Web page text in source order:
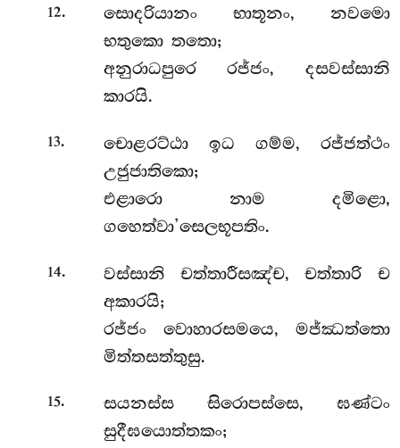
12.
සොදරියානං භාතූනං, නවමො
භතුකො තතො;
අනුරාධපුරෙ රජ්ජං, දසවස්සානි
කාරයි.
13.
චොළරට්ඨා ඉධ ගම්ම, රජ්ජත්ථං
උජුජාතිකො;
එළාරො නාම දමිළො,
ගහෙත්වා’සෙලභූපතිං.
14.
වස්සානි චත්තාරීසඤ්ච, චත්තාරි ච
අකාරයි;
රජ්ජං වොහාරසමයෙ, මජ්ඣත්තො
මිත්තසත්තුසු.
15.
සයනස්ස සිරොපස්සෙ, ඝණ්ටං
සුදීඝයොත්තකං;